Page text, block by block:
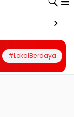
#LokalBerdaya